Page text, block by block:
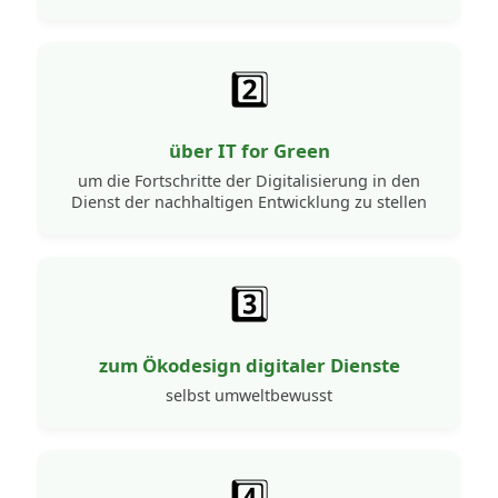
2️⃣
über IT for Green
um die Fortschritte der Digitalisierung in den
Dienst der nachhaltigen Entwicklung zu stellen
3️⃣
zum Ökodesign digitaler Dienste
selbst umweltbewusst